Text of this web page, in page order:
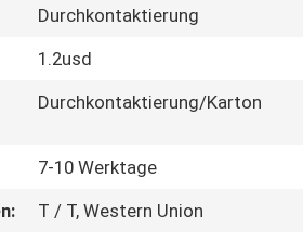
Durchkontaktierung
1.2usd
Durchkontaktierung/Karton
7-10 Werktage
T / T, Western Union